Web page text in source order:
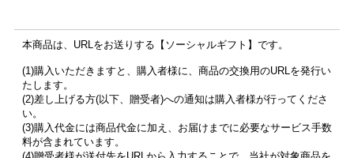
本商品は、URLをお送りする【ソーシャルギフト】です。
(1)購入いただきますと、購入者様に、商品の交換用のURLを発行い
たします。
(2)差し上げる方(以下、贈受者)への通知は購入者様が行ってくださ
い。
(3)購入代金には商品代金に加え、お届けまでに必要なサービス手数
料が含まれています。